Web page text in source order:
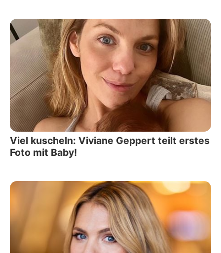
Viel kuscheln: Viviane Geppert teilt erstes
Foto mit Baby!